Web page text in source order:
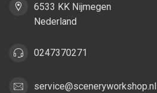
6533 KK Nijmegen
Nederland
0247370271
service@sceneryworkshop.nl